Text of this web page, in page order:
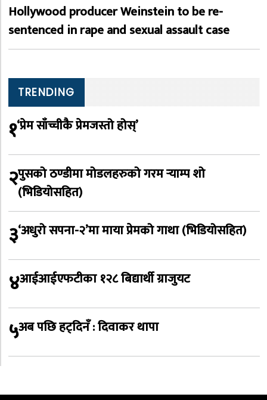
Hollywood producer Weinstein to be re-
sentenced in rape and sexual assault case
TRENDING
१‘प्रेम साँच्चीकै प्रेमजस्तो होस्’
२पुसको ठण्डीमा मोडलहरुको गरम र्‍याम्प शो
(भिडियोसहित)
३‘अधुरो सपना-२’मा माया प्रेमको गाथा (भिडियोसहित)
४आईआईएफटीका १२८ बिद्यार्थी ग्राजुयट
५अब पछि हट्दिनँ : दिवाकर थापा